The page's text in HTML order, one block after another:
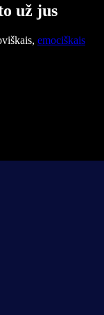
už jus
emociškais